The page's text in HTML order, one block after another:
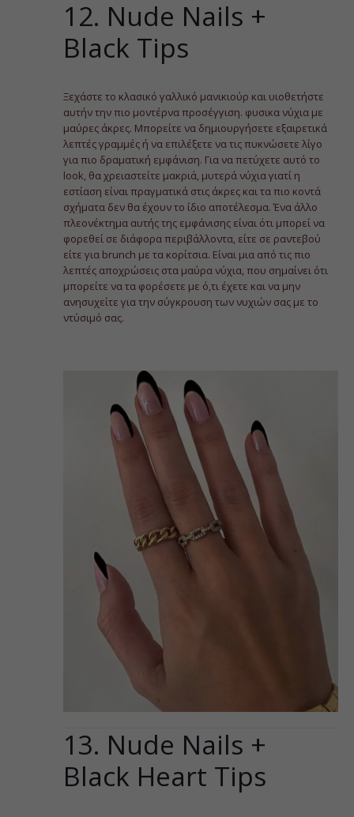
12. Nude Nails +
Black Tips
Ξεχάστε το κλασικό γαλλικό μανικιούρ και υιοθετήστε
αυτήν την πιο μοντέρνα προσέγγιση. φυσικα νύχια με
μαύρες άκρες. Μπορείτε να δημιουργήσετε εξαιρετικά
λεπτές γραμμές ή να επιλέξετε να τις πυκνώσετε λίγο
για πιο δραματική εμφάνιση. Για να πετύχετε αυτό το
look, θα χρειαστείτε μακριά, μυτερά νύχια γιατί η
εστίαση είναι πραγματικά στις άκρες και τα πιο κοντά
σχήματα δεν θα έχουν το ίδιο αποτέλεσμα. Ένα άλλο
πλεονέκτημα αυτής της εμφάνισης είναι ότι μπορεί να
φορεθεί σε διάφορα περιβάλλοντα, είτε σε ραντεβού
είτε για brunch με τα κορίτσια. Είναι μια από τις πιο
λεπτές αποχρώσεις στα μαύρα νύχια, που σημαίνει ότι
μπορείτε να τα φορέσετε με ό,τι έχετε και να μην
ανησυχείτε για την σύγκρουση των νυχιών σας με το
ντύσιμό σας.
13. Nude Nails +
Black Heart Tips